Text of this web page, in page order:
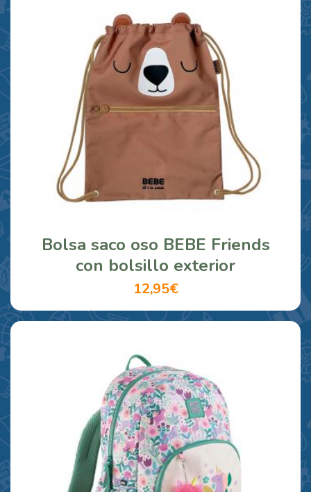
Bolsa saco oso BEBE Friends
con bolsillo exterior
12,95€